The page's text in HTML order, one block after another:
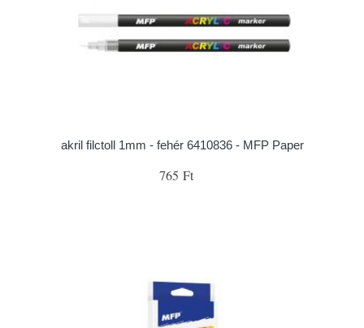
akril filctoll 1mm - fehér 6410836 - MFP Paper
765 Ft